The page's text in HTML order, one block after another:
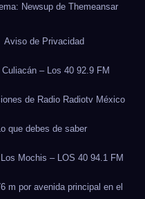
Newsup de Themeansar
Aviso de Privacidad
Culiacán – Los 40 92.9 FM
de Radio Radiotv México
Lo que debes de saber
Los Mochis – LOS 40 94.1 FM
m por avenida principal en el